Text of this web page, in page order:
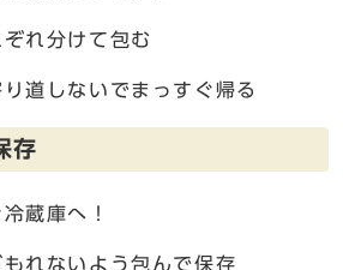
れ分けて包む
道しないでまっすぐ帰る
存
蔵庫へ！
れないよう包んで保存